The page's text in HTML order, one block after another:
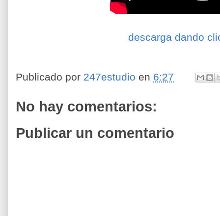
descarga dando
Publicado por 247estudio en 6:27
No hay comentarios:
Publicar un comentario